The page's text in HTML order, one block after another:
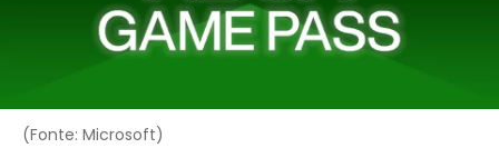
(Fonte: Microsoft)